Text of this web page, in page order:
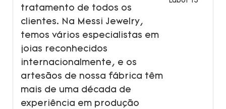
tratamento de todos os
clientes. Na Messi Jewelry,
temos vários especialistas em
joias reconhecidos
internacionalmente, e os
artesãos de nossa fábrica têm
mais de uma década de
experiência em produção